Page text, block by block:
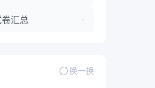
汇总
换一换